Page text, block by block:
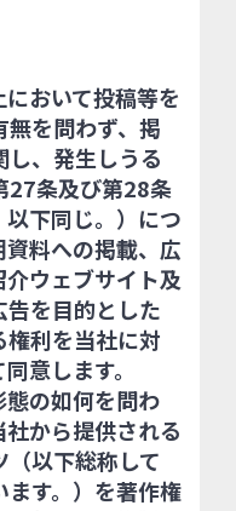
おいて投稿等を
を問わず、掲
、発生しうる
27条及び第28条
下同じ。）につ
料への掲載、広
ウェブサイト及
を目的とした
利を当社に対
意します。
の如何を問わ
から提供される
以下総称して
ます。）を著作権